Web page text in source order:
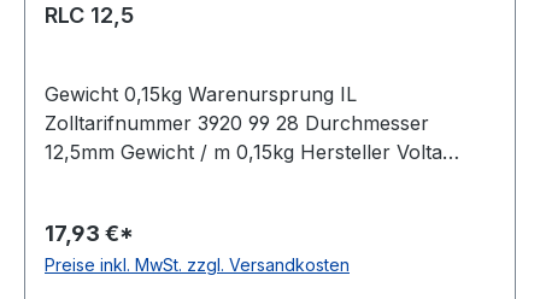
RLC 12,5
Gewicht 0,15kg Warenursprung IL
Zolltarifnummer 3920 99 28 Durchmesser
12,5mm Gewicht / m 0,15kg Hersteller Volta
(außer Ø 2mm = 61 m)m FDA-Zulassung ja
Zugstrang nein Shorehärte 80° Shore A
17,93 €*
Preise inkl. MwSt. zzgl. Versandkosten